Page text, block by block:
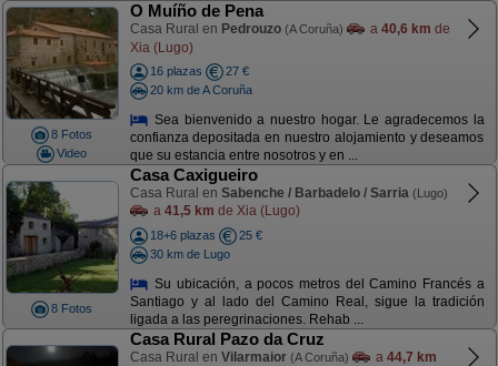
8 Fotos
Video
O Muíño de Pena
Casa Rural en Pedrouzo (A Coruña) a 40,6 km de
Xia (Lugo)
16 plazas
27 €
20 km de A Coruña
Sea bienvenido a nuestro hogar. Le agradecemos la
confianza depositada en nuestro alojamiento y deseamos
que su estancia entre nosotros y en ...
8 Fotos
Casa Caxigueiro
Casa Rural en Sabenche / Barbadelo / Sarria (Lugo)
a 41,5 km de Xia (Lugo)
18+6 plazas
25 €
30 km de Lugo
Su ubicación, a pocos metros del Camino Francés a
Santiago y al lado del Camino Real, sigue la tradición
ligada a las peregrinaciones. Rehab ...
Casa Rural Pazo da Cruz
Casa Rural en Vilarmaior (A Coruña) a 44,7 km